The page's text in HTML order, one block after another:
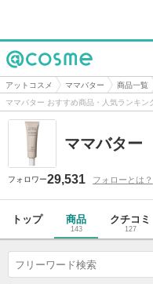
@cosme
アットコスメ ママバター 商品一覧
ママバター おすすめ商品・人気ランキン
ママバター
フォロワー29,531 フォローとは？
トップ 商品
143
クチコミ
127